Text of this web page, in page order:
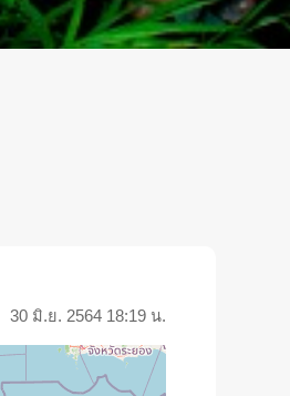
30 มิ.ย. 2564 18:19 น.